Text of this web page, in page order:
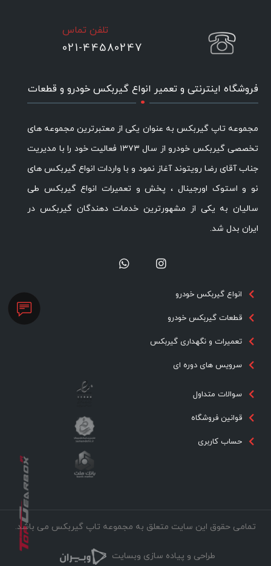
تلفن تماس
021-44580247
فروشگاه اینترنتی و تعمیر انواع گیربکس خودرو و قطعات
.
مجموعه تاپ گیربکس به عنوان یکی از معتبرترین مجموعه های
تخصصی گیربکس خودرو از سال ۱۳۷۳ فعالیت خود را با مدیریت
جناب آقای رضا رویتوند آغاز نمود و با واردات انواع گیربکس های
نو و استوک اورجینال ، پخش و تعمیرات انواع گیربکس طی
سالیان به یکی از مشهورترین خدمات دهندگان گیربکس در
ایران بدل شد.
انواع گیربکس خودرو
قطعات گیربکس خودرو
تعمیرات و نگهداری گیربکس
سرویس های دوره ای
سوالات متداول
قوانین فروشگاه
حساب کاربری
تمامی حقوق این سایت متعلق به مجموعه تاپ گیربکس می باشد.
طراحی و پیاده سازی وبسایت